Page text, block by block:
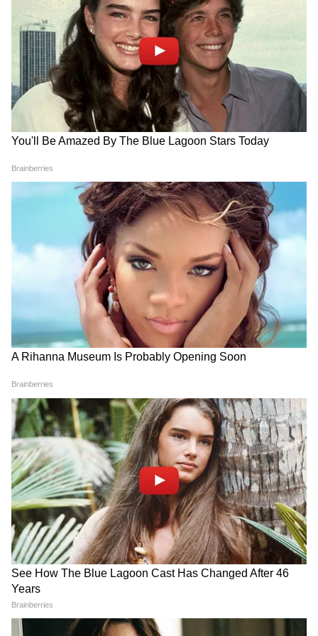
9
Image Credit :Getty
আয়ুষ্মান ভারত প্রকল্পের অধীনে উপভোক্তারা
বিভিন্ন ধরনের চিকিৎসা, অস্ত্রোপচার, ডায়াগনস্টিক
টেস্ট এবং হাসপাতালে ভর্তি হওয়ার সুবিধা পেয়ে
থাকেন। বিশেষ করে হৃদরোগ, কিডনি, ক্যানসার,
নিউরো সংক্রান্ত চিকিৎসা সহ একাধিক গুরুতর
রোগের চিকিৎসা এই প্রকল্পের মাধ্যমে করা সম্ভব।
Image Credit : Asianet News
কলকাতার যেসব হাসপাতাল আয়ুষ্মান ভারত
প্রকল্পের তালিকায় রয়েছে, তার মধ্যে উল্লেখযোগ্য—
SSKM Hospital
NRS Medical College and Hospital
RG Kar Medical College and Hospital
Calcutta Medical College and Hospital
Peerless Hospital